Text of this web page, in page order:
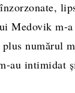
Medovik m-
plus numărul
au intimidat